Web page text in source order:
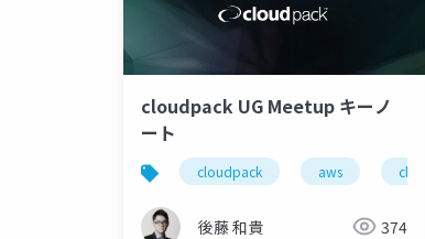
cloudpack UG Meetup キーノ
ート
cloudpack aws clpug
後藤 和貴 374